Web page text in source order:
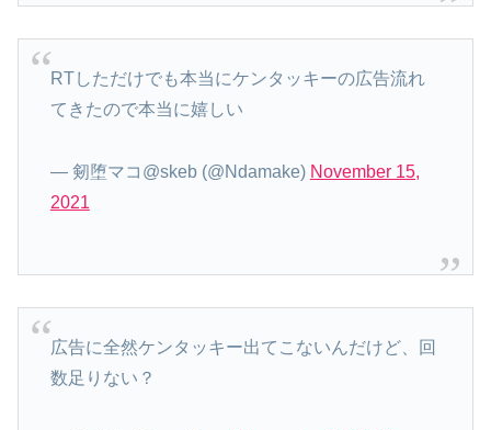
RTしただけでも本当にケンタッキーの広告流れ
てきたので本当に嬉しい
— 剱堕マコ@skeb (@Ndamake) November 15,
2021
広告に全然ケンタッキー出てこないんだけど、回
数足りない？